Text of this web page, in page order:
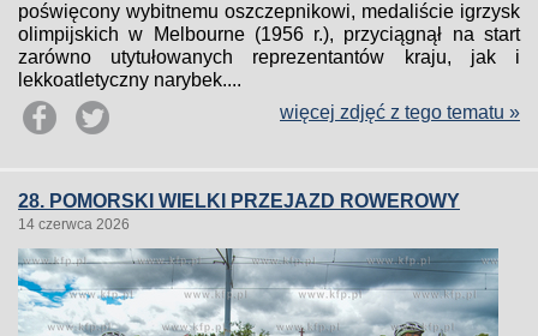
poświęcony wybitnemu oszczepnikowi, medaliście igrzysk
olimpijskich w Melbourne (1956 r.), przyciągnął na start
zarówno utytułowanych reprezentantów kraju, jak i
lekkoatletyczny narybek....
więcej zdjęć z tego tematu »
28. POMORSKI WIELKI PRZEJAZD ROWEROWY
14 czerwca 2026